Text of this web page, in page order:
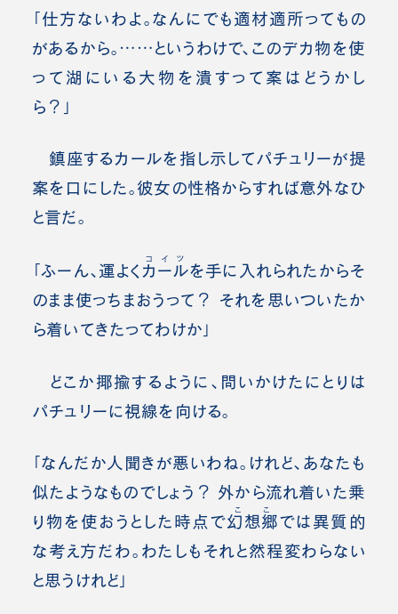
「仕方ないわよ。なんにでも適材適所ってもの
があるから。……というわけで、このデカ物を使
って湖にいる大物を潰すって案はどうかし
ら？」
鎮座するカールを指し示してパチュリーが提
案を口にした。彼女の性格からすれば意外なひ
と言だ。
「ふーん、運よく カール
コイツ
を手に入れられたからそ
のまま使っちまおうって？ それを思いついたか
ら着いてきたってわけか」
どこか揶揄するように、問いかけたにとりは
パチュリーに視線を向ける。
「なんだか人聞きが悪いわね。けれど、あなたも
似たようなものでしょう？ 外から流れ着いた乗
り物を使おうとした時点で幻想郷
ここ
では異質的
な考え方だわ。わたしもそれと然程変わらない
と思うけれど」